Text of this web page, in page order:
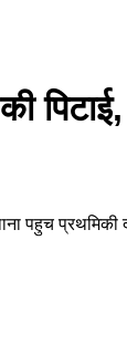
पहुच प्रथमिकी